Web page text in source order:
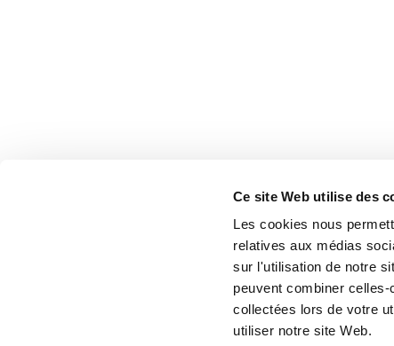
Ce site Web utilise des
Les cookies nous
relatives aux médias
sur l'utilisation de notre
peuvent combiner
collectées lors de votre
utiliser notre site Web.